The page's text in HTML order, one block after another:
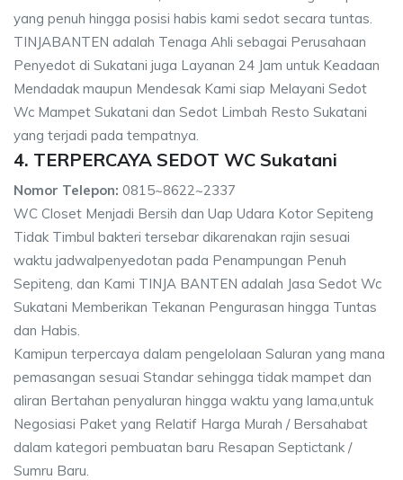
yang penuh hingga posisi habis kami sedot secara tuntas.
TINJABANTEN adalah Tenaga Ahli sebagai Perusahaan
Penyedot di Sukatani juga Layanan 24 Jam untuk Keadaan
Mendadak maupun Mendesak Kami siap Melayani Sedot
Wc Mampet Sukatani dan Sedot Limbah Resto Sukatani
yang terjadi pada tempatnya.
4. TERPERCAYA SEDOT WC Sukatani
Nomor Telepon: 0815~8622~2337
WC Closet Menjadi Bersih dan Uap Udara Kotor Sepiteng
Tidak Timbul bakteri tersebar dikarenakan rajin sesuai
waktu jadwalpenyedotan pada Penampungan Penuh
Sepiteng, dan Kami TINJA BANTEN adalah Jasa Sedot Wc
Sukatani Memberikan Tekanan Pengurasan hingga Tuntas
dan Habis.
Kamipun terpercaya dalam pengelolaan Saluran yang mana
pemasangan sesuai Standar sehingga tidak mampet dan
aliran Bertahan penyaluran hingga waktu yang lama,untuk
Negosiasi Paket yang Relatif Harga Murah / Bersahabat
dalam kategori pembuatan baru Resapan Septictank /
Sumru Baru.